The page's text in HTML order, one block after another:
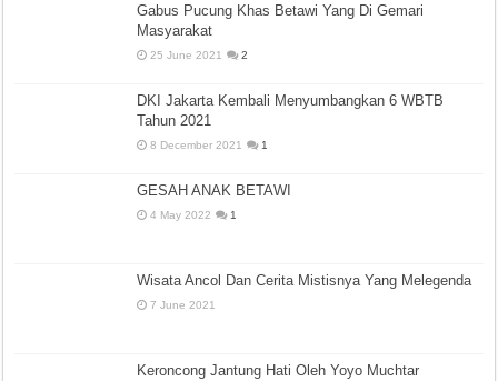
Gabus Pucung Khas Betawi Yang Di Gemari
Masyarakat
25 June 2021 2
DKI Jakarta Kembali Menyumbangkan 6 WBTB
Tahun 2021
8 December 2021 1
GESAH ANAK BETAWI
4 May 2022 1
Wisata Ancol Dan Cerita Mistisnya Yang Melegenda
7 June 2021
Keroncong Jantung Hati Oleh Yoyo Muchtar